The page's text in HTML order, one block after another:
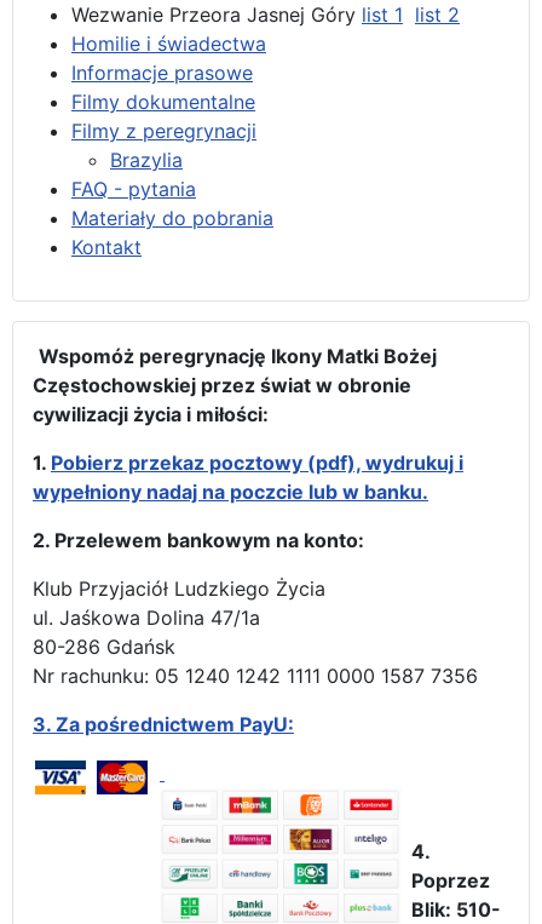
Wezwanie Przeora Jasnej Góry list 1 list 2
Homilie i świadectwa
Informacje prasowe
Filmy dokumentalne
Filmy z peregrynacji
Brazylia
FAQ - pytania
Materiały do pobrania
Kontakt
Wspomóż peregrynację Ikony Matki Bożej
Częstochowskiej przez świat w obronie
cywilizacji życia i miłości:
1. Pobierz przekaz pocztowy (pdf), wydrukuj i
wypełniony nadaj na poczcie lub w banku.
2. Przelewem bankowym na konto:
Klub Przyjaciół Ludzkiego Życia
ul. Jaśkowa Dolina 47/1a
80-286 Gdańsk
Nr rachunku: 05 1240 1242 1111 0000 1587 7356
3. Za pośrednictwem PayU:
4.
Poprzez
Blik: 510-